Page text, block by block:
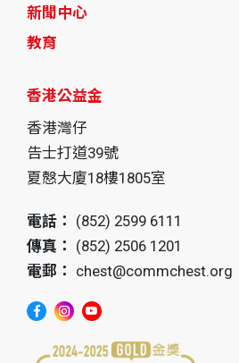
新聞中心
教育
香港公益金
香港灣仔
告士打道39號
夏慤大廈18樓1805室
電話： (852) 2599 6111
傳真： (852) 2506 1201
電郵： chest@commchest.org